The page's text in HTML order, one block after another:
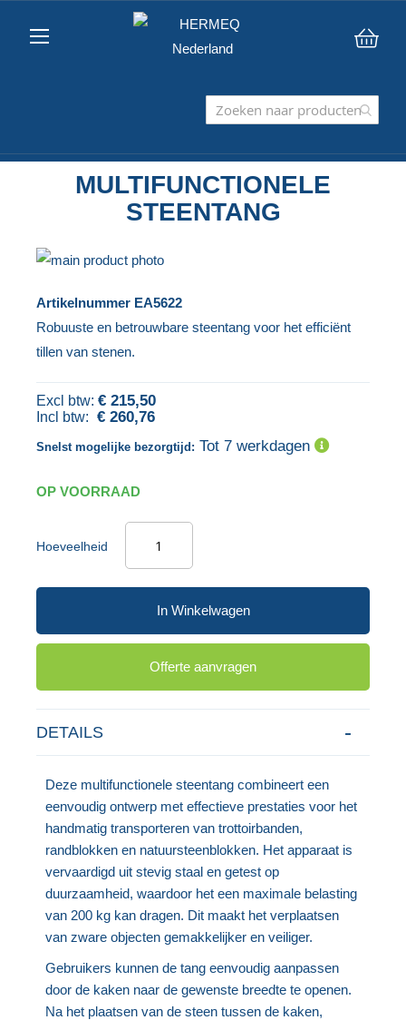
MULTIFUNCTIONELE
STEENTANG
Ga
het
einde
van
de
afbeeldingen-
naar
het
begin
van
de
gallerij
Artikelnummer EA5622
Robuuste en betrouwbare steentang voor het efficiënt
tillen van stenen.
€ 215,50
€ 260,76
Snelst mogelijke bezorgtijd: Tot 7 werkdagen
OP VOORRAAD
Hoeveelheid
In Winkelwagen
Offerte aanvragen
DETAILS
Deze multifunctionele steentang combineert een
eenvoudig ontwerp met effectieve prestaties voor het
handmatig transporteren van trottoirbanden,
randblokken en natuursteenblokken. Het apparaat is
vervaardigd uit stevig staal en getest op
duurzaamheid, waardoor het een maximale belasting
van 200 kg kan dragen. Dit maakt het verplaatsen
van zware objecten gemakkelijker en veiliger.
Gebruikers kunnen de tang eenvoudig aanpassen
door de kaken naar de gewenste breedte te openen.
Na het plaatsen van de steen tussen de kaken,